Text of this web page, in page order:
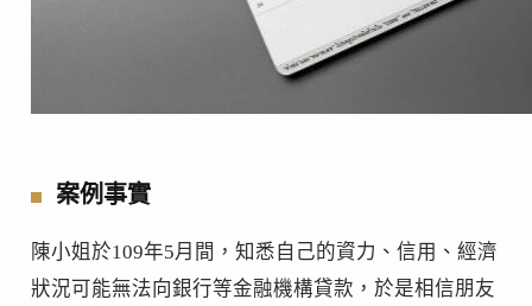
案例事實
陳小姐於109年5月間，知悉自己的資力、信用、經濟
狀況可能無法向銀行等金融機構貸款，於是相信朋友